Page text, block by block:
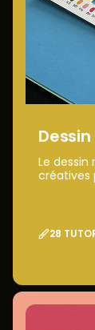
Dessin
Le
créatives
28